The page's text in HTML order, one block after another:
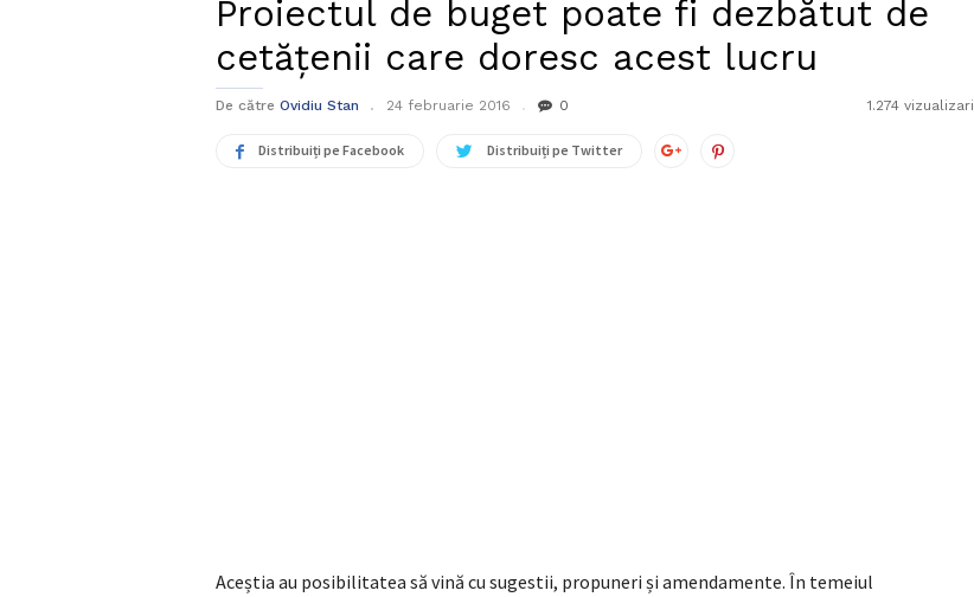
Proiectul de buget poate fi dezbătut de
cetățenii care doresc acest lucru
De către Ovidiu Stan 24 februarie 2016 0 1.274 vizualizari
Distribuiți pe Facebook Distribuiți pe Twitter
Aceștia au posibilitatea să vină cu sugestii, propuneri și amendamente. În temeiul